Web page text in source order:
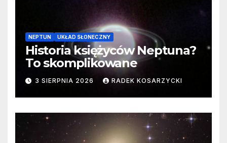
NEPTUN UKŁAD SŁONECZNY
Historia księżyców Neptuna?
To skomplikowane
3 SIERPNIA 2026 RADEK KOSARZYCKI